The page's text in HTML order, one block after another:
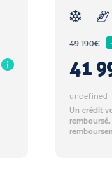
49 190€
41
undefined
Un crédit